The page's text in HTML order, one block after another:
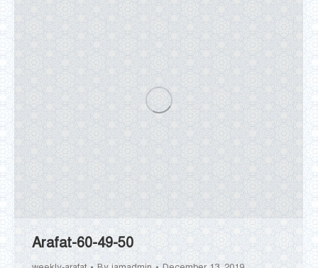
Arafat-60-49-50